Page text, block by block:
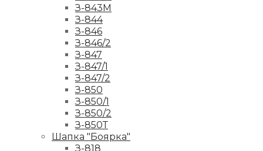
З-843М
З-844
З-846
З-846/2
З-847
З-847/1
З-847/2
З-850
З-850/1
З-850/2
З-850Т
Шапка "Боярка"
З-818